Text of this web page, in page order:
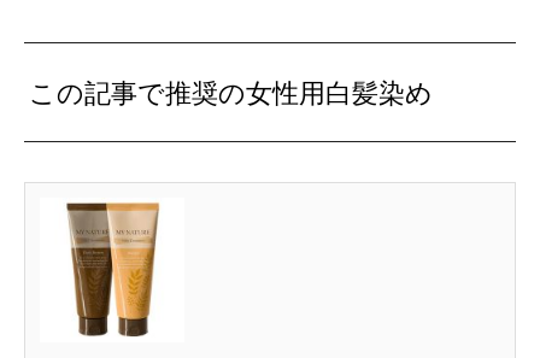
この記事で推奨の女性用白髪染め